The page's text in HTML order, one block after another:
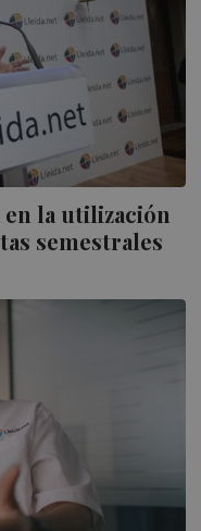
la utilización
semestrales